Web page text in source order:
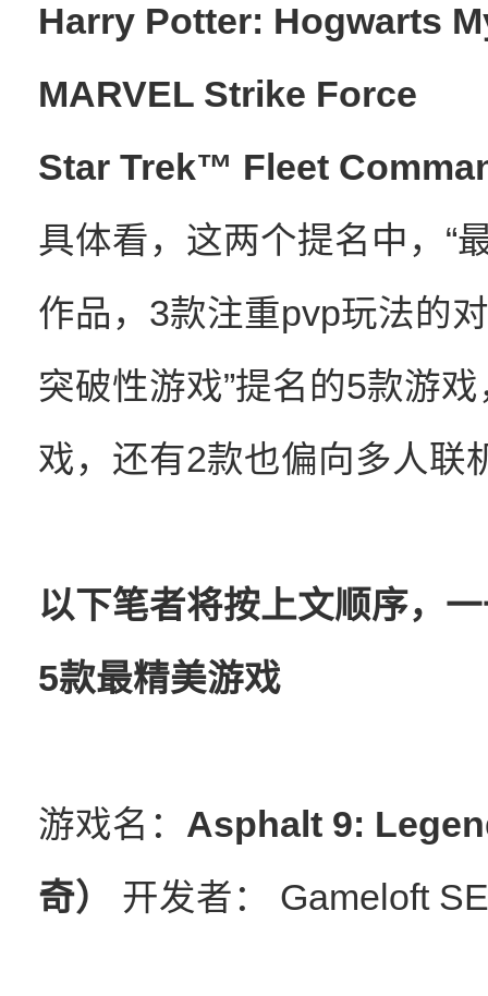
Harry Potter: Hogwarts
MARVEL Strike Force
Star Trek™ Fleet
具体看，这两个提名中，“
作品，3款注重pvp玩法的
突破性游戏”提名的5款游
戏，还有2款也偏向多人联
以下笔者将按上文顺序，
5款最精美游戏
游戏名： Asphalt 9:
奇）
开发者： Gameloft SE